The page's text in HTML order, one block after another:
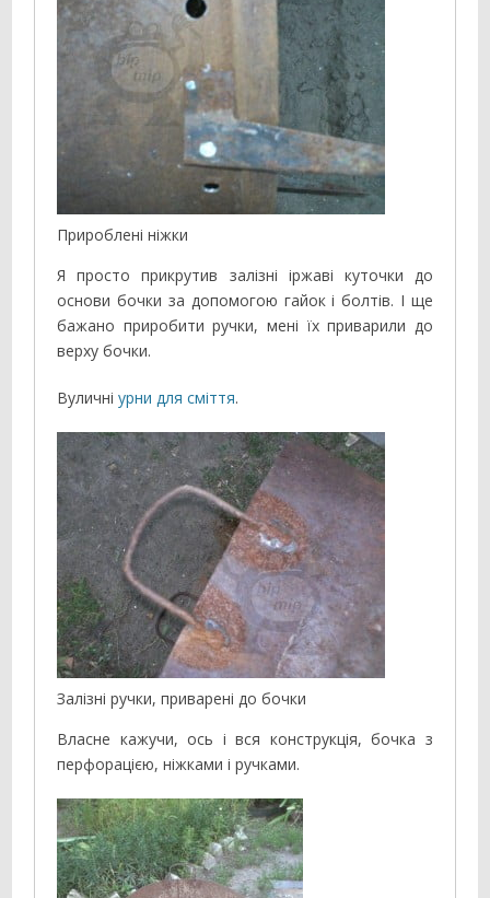
Прироблені ніжки
Я просто прикрутив залізні іржаві куточки до
основи бочки за допомогою гайок і болтів. І ще
бажано приробити ручки, мені їх приварили до
верху бочки.
Вуличніурни для сміття.
Залізні ручки, приварені до бочки
Власне кажучи, ось і вся конструкція, бочка з
перфорацією, ніжками і ручками.